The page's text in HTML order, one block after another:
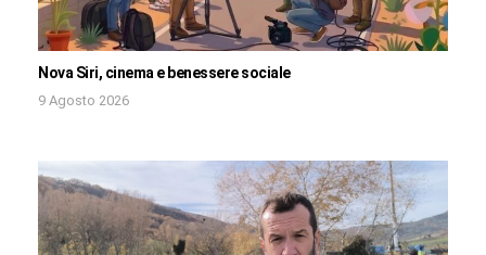
Nova Siri, cinema e benessere sociale
9 Agosto 2026